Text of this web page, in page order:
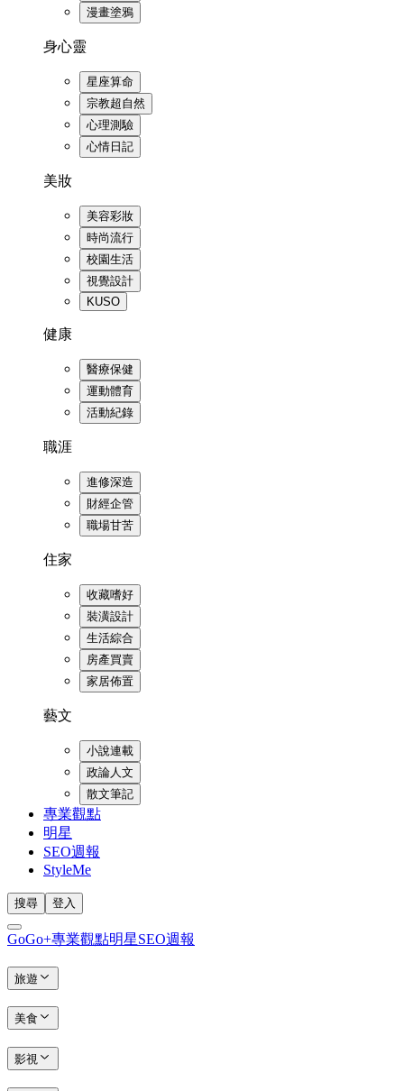
漫畫塗鴉
身心靈
星座算命
宗教超自然
心理測驗
心情日記
美妝
美容彩妝
時尚流行
校園生活
視覺設計
KUSO
健康
醫療保健
運動體育
活動紀錄
職涯
進修深造
財經企管
職場甘苦
住家
收藏嗜好
裝潢設計
生活綜合
房產買賣
家居佈置
藝文
小說連載
政論人文
散文筆記
專業觀點
明星
SEO週報
StyleMe
搜尋 登入
GoGo+專業觀點明星SEO週報
旅遊
美食
影視